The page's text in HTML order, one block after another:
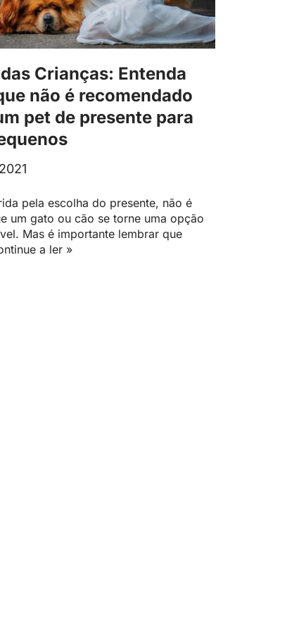
Crianças: Entenda
não é recomendado
pet de presente para
pela escolha do presente, não é
um gato ou cão se torne uma opção
Mas é importante lembrar que
a ler »